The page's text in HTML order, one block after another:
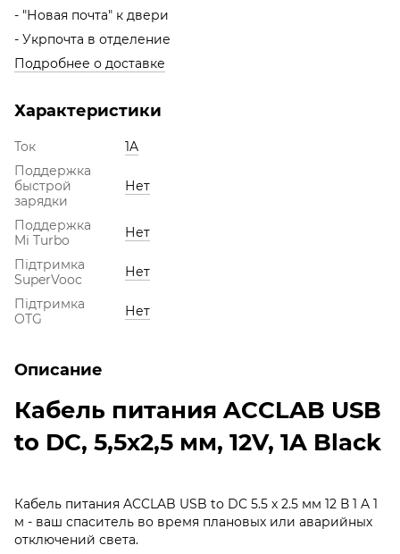
- "Новая почта" к двери
- Укрпочта в отделение
Подробнее о доставке
Характеристики
Ток
1A
Поддержка
быстрой
зарядки
Нет
Поддержка
Mi Turbo
Нет
Підтримка
SuperVooc
Нет
Підтримка
OTG
Нет
Описание
Кабель питания ACCLAB USB
to DC, 5,5х2,5 мм, 12V, 1A Black
Кабель питания ACCLAB USB to DC 5.5 х 2.5 мм 12 В 1 A 1
м - ваш спаситель во время плановых или аварийных
отключений света.